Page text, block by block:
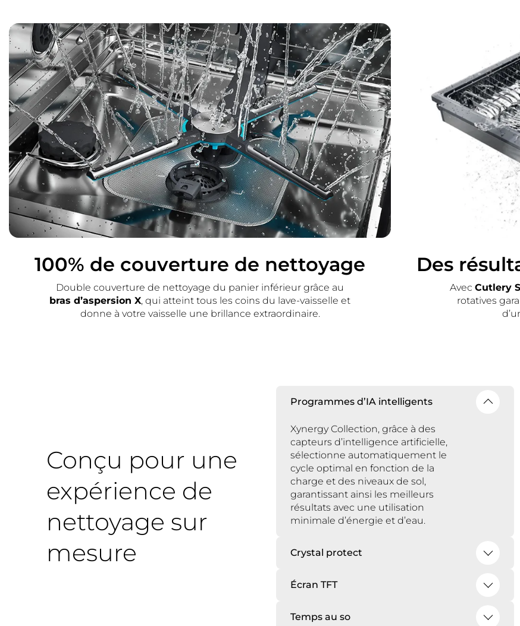
100% de couverture de nettoyage
Double couverture de nettoyage du panier inférieur grâce au
bras d’aspersion X, qui atteint tous les coins du lave-vaisselle et
donne à votre vaisselle une brillance extraordinaire.
Des
Avec Cutlery
rotatives
Conçu pour une
expérience de
nettoyage sur
mesure
Programmes d’IA intelligents
Xynergy Collection, grâce à des
capteurs d’intelligence artificielle,
sélectionne automatiquement le
cycle optimal en fonction de la
charge et des niveaux de sol,
garantissant ainsi les meilleurs
résultats avec une utilisation
minimale d’énergie et d’eau.
Crystal protect
des supports en caoutchouc et un
Écran TFT
lisibilité et un accès intuitifs pour une
Temps au so